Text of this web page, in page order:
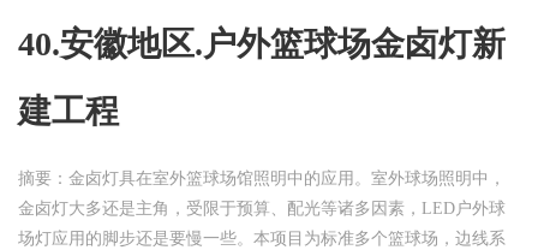
40.安徽地区.户外篮球场金卤灯新
建工程
摘要：金卤灯具在室外篮球场馆照明中的应用。室外球场照明中，
金卤灯大多还是主角，受限于预算、配光等诸多因素，LED户外球
场灯应用的脚步还是要慢一些。本项目为标准多个篮球场，边线系